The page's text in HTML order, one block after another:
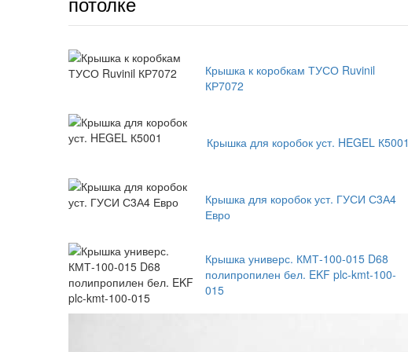
Крышка к коробкам ТУСО Ruvinil
КР7072
Крышка для коробок уст. HEGEL К5001
Крышка для коробок уст. ГУСИ С3А4
Евро
Крышка универс. КМТ-100-015 D68
полипропилен бел. EKF plc-kmt-100-
015